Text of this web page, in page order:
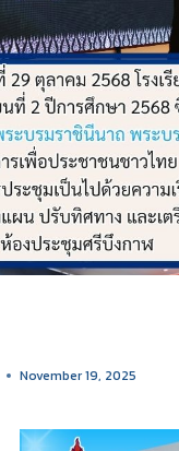
November 19, 2025